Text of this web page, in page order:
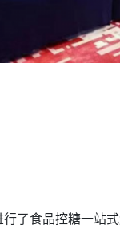
了食品控糖一